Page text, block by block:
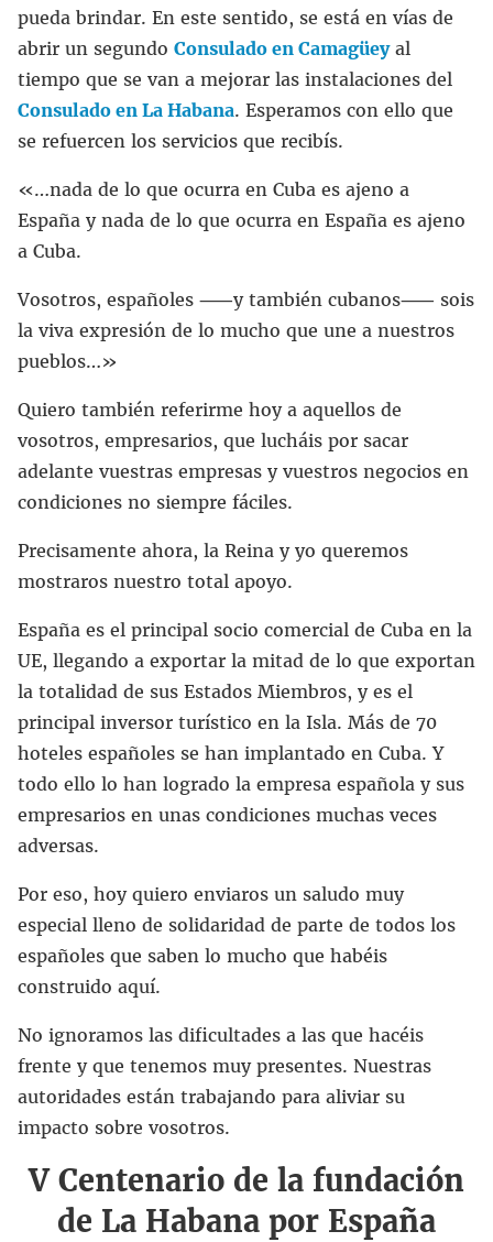
pueda brindar. En este sentido, se está en vías de
abrir un segundo Consulado en Camagüeyal
tiempo que se van a mejorar las instalaciones del
Consulado en La Habana. Esperamos con ello que
se refuercen los servicios que recibís.
«…nada de lo que ocurra en Cuba es ajeno a
España y nada de lo que ocurra en España es ajeno
a Cuba.
Vosotros, españoles ⸺y también cubanos⸺ sois
la viva expresión de lo mucho que une a nuestros
pueblos…»
Quiero también referirme hoy a aquellos de
vosotros, empresarios, que lucháis por sacar
adelante vuestras empresas y vuestros negocios en
condiciones no siempre fáciles.
Precisamente ahora, la Reina y yo queremos
mostraros nuestro total apoyo.
España es el principal socio comercial de Cuba en la
UE, llegando a exportar la mitad de lo que exportan
la totalidad de sus Estados Miembros, y es el
principal inversor turístico en la Isla. Más de 70
hoteles españoles se han implantado en Cuba. Y
todo ello lo han logrado la empresa española y sus
empresarios en unas condiciones muchas veces
adversas.
Por eso, hoy quiero enviaros un saludo muy
especial lleno de solidaridad de parte de todos los
españoles que saben lo mucho que habéis
construido aquí.
No ignoramos las dificultades a las que hacéis
frente y que tenemos muy presentes. Nuestras
autoridades están trabajando para aliviar su
impacto sobre vosotros.
V Centenario de la fundación
de La Habana por España